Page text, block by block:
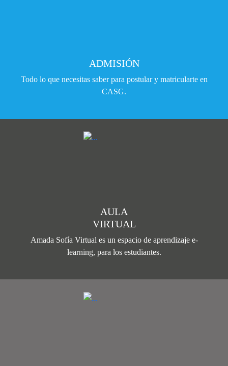
ADMISIÓN
Todo lo que necesitas saber para postular y matricularte en
CASG.
AULA
VIRTUAL
Amada Sofía Virtual es un espacio de aprendizaje e-
learning, para los estudiantes.